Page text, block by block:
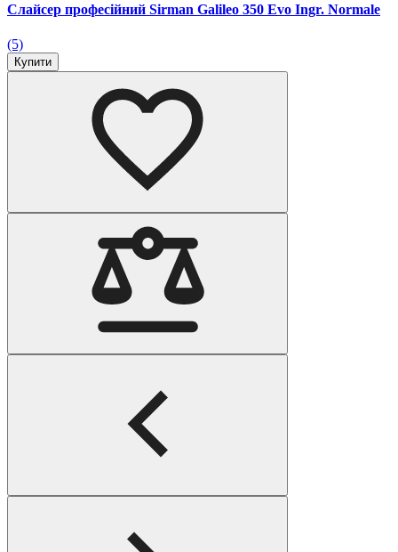
Слайсер професійний Sirman Galileo 350 Evo Ingr. Normale
(5)
Купити